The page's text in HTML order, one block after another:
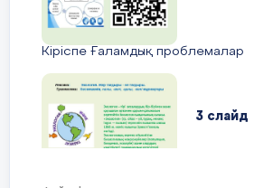
Кіріспе Ғаламдық проблемалар
3 слайд